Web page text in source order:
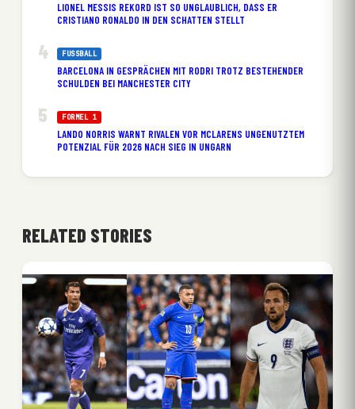
LIONEL MESSIS REKORD IST SO UNGLAUBLICH, DASS ER
CRISTIANO RONALDO IN DEN SCHATTEN STELLT
FUSSBALL
BARCELONA IN GESPRÄCHEN MIT RODRI TROTZ BESTEHENDER
SCHULDEN BEI MANCHESTER CITY
FORMEL 1
LANDO NORRIS WARNT RIVALEN VOR MCLARENS UNGENUTZTEM
POTENZIAL FÜR 2026 NACH SIEG IN UNGARN
RELATED STORIES